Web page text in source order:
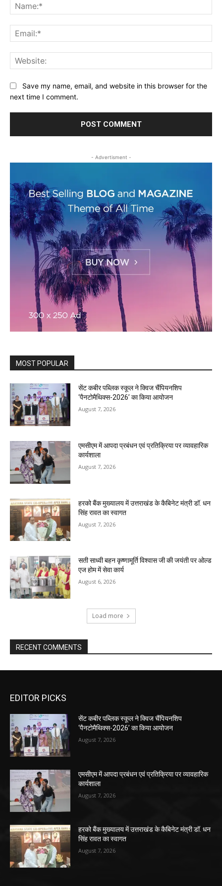
Save my name, email, and website in this browser for the
next time I comment.
- Advertisment -
MOST POPULAR
सेंट कबीर पब्लिक स्कूल ने क्विज चैंपियनशिप
‘पैनटोमैथिक्स-2026’ का किया आयोजन
August 7, 2026
एमसीएम में आपदा प्रबंधन एवं प्रतिक्रिया पर व्यावहारिक
कार्यशाला
August 7, 2026
हरको बैंक मुख्यालय में उत्तराखंड के कैबिनेट मंत्री डॉ. धन
सिंह रावत का स्वागत
August 7, 2026
सती साध्वी बहन कृष्णामूर्ति विश्वास जी की जयंती पर ओल्ड
एज होम में सेवा कार्य
August 6, 2026
Load more
RECENT COMMENTS
EDITOR PICKS
सेंट कबीर पब्लिक स्कूल ने क्विज चैंपियनशिप
‘पैनटोमैथिक्स-2026’ का किया आयोजन
August 7, 2026
एमसीएम में आपदा प्रबंधन एवं प्रतिक्रिया पर व्यावहारिक
कार्यशाला
August 7, 2026
हरको बैंक मुख्यालय में उत्तराखंड के कैबिनेट मंत्री डॉ. धन
सिंह रावत का स्वागत
August 7, 2026